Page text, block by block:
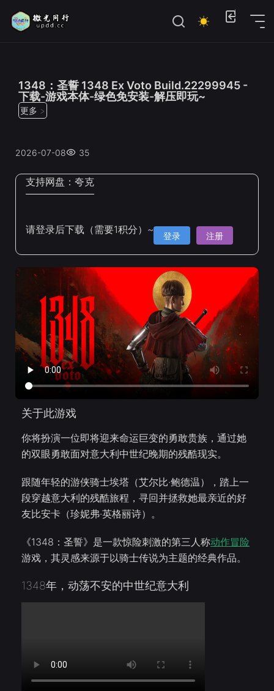
1348：圣誓 1348 Ex Voto Build.22299945 -
下载-游戏本体-绿色免安装-解压即玩~
更多 >
2026-07-08 35
支持网盘： 夸克
请登录后下载（需要1积分）~ 登录 注册
关于此游戏
你将扮演一位即将迎来命运巨变的勇敢贵族，通过她
的双眼勇敢面对意大利中世纪晚期的残酷现实。
跟随年轻的游侠骑士埃塔（艾尔比·鲍德温），踏上一
段穿越意大利的残酷旅程，寻回并拯救她最亲近的好
友比安卡（珍妮弗·英格丽诗）。
《1348：圣誓》是一款惊险刺激的第三人称动作冒险
游戏，其灵感来源于以骑士传说为主题的经典作品。
1348年，动荡不安的中世纪意大利